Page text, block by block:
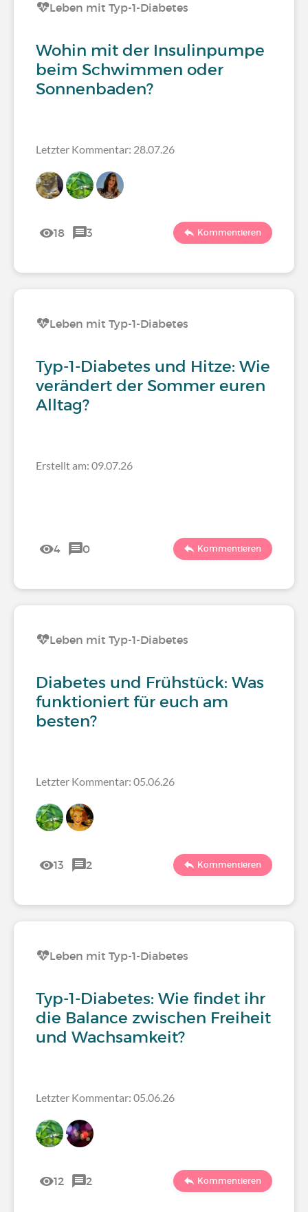
Leben mit Typ-1-Diabetes
Wohin mit der Insulinpumpe
beim Schwimmen oder
Sonnenbaden?
Letzter Kommentar: 28.07.26
18 3 Kommentieren
Leben mit Typ-1-Diabetes
Typ-1-Diabetes und Hitze: Wie
verändert der Sommer euren
Alltag?
Erstellt am: 09.07.26
4 0 Kommentieren
Leben mit Typ-1-Diabetes
Diabetes und Frühstück: Was
funktioniert für euch am
besten?
Letzter Kommentar: 05.06.26
13 2 Kommentieren
Leben mit Typ-1-Diabetes
Typ-1-Diabetes: Wie findet ihr
die Balance zwischen Freiheit
und Wachsamkeit?
Letzter Kommentar: 05.06.26
12 2 Kommentieren